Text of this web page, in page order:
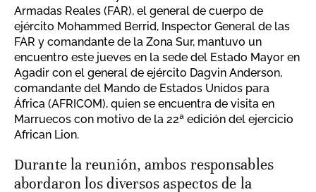
Armadas Reales (FAR), el general de cuerpo de
ejército Mohammed Berrid, Inspector General de las
FAR y comandante de la Zona Sur, mantuvo un
encuentro este jueves en la sede del Estado Mayor en
Agadir con el general de ejército Dagvin Anderson,
comandante del Mando de Estados Unidos para
África (AFRICOM), quien se encuentra de visita en
Marruecos con motivo de la 22ª edición del ejercicio
African Lion.
Durante la reunión, ambos responsables
abordaron los diversos aspectos de la